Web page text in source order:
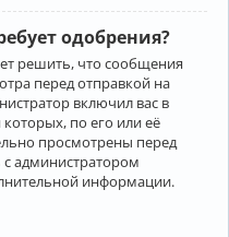
одобрения?
решить, что сообщения
перед отправкой на
включил вас в
по его или её
просмотрены перед
с администратором
информации.